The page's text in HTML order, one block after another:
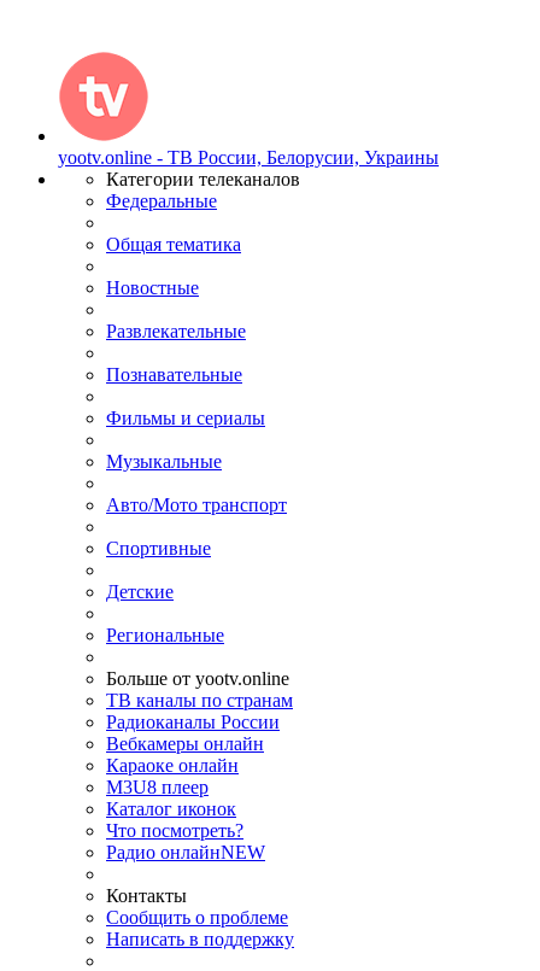
yootv.online - ТВ России, Белорусии, Украины
Категории телеканалов
Федеральные
Общая тематика
Новостные
Развлекательные
Познавательные
Фильмы и сериалы
Музыкальные
Авто/Мото транспорт
Спортивные
Детские
Региональные
Больше от yootv.online
ТВ каналы по странам
Радиоканалы России
Вебкамеры онлайн
Караоке онлайн
M3U8 плеер
Каталог иконок
Что посмотреть?
Радио онлайнNEW
Контакты
Сообщить о проблеме
Написать в поддержку